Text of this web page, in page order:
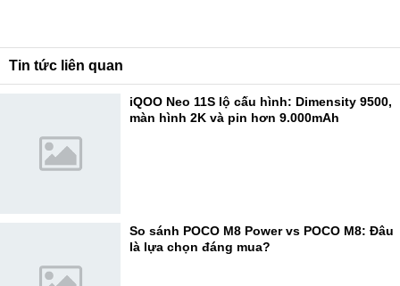
Tin tức liên quan
iQOO Neo 11S lộ cấu hình: Dimensity 9500,
màn hình 2K và pin hơn 9.000mAh
So sánh POCO M8 Power vs POCO M8: Đâu
là lựa chọn đáng mua?